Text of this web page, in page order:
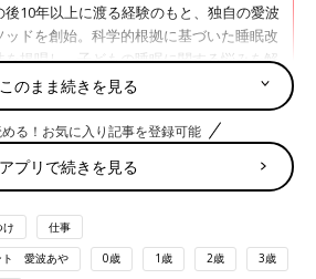
後10年以上に渡る経験のもと、独自の愛波
ッドを創始。科学的根拠に基づいた睡眠改
を提唱し、子どもの睡眠に関する悩みを解
るために、オンラインや講演活動を通じて
約10万人に寝かしつけメソッドを伝授。お
みスリーパーや遮光シートの開発も行って
す。 二児の母。著書に『ママと赤ちゃんの
すり本』（講談社）、『マンガで読む ぐっ
眠る赤ちゃんの寝かせ方』（主婦の友社）
る。現在『忙しくても能力がどんどん引き
れる 子どものためのベスト睡眠』
）発売中。
このまま続きを見る
る！お気に入り記事を登録可能
アプリで続きを見る
け 仕事
ト 愛波あや 0歳 1歳 2歳 3歳